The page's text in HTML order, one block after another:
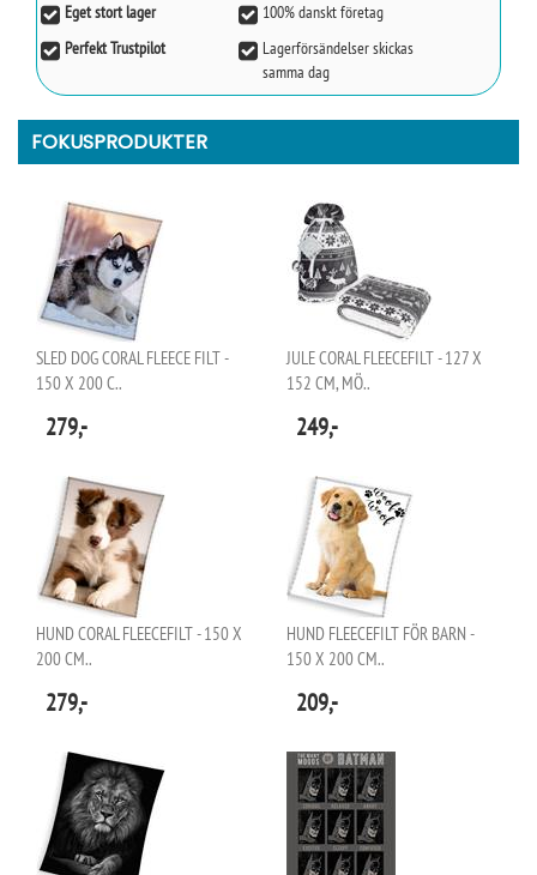
Eget stort lager
100% danskt företag
Perfekt Trustpilot
Lagerförsändelser skickas
samma dag
FOKUSPRODUKTER
SLED DOG CORAL FLEECE FILT -
150 X 200 C..
279,-
JULE CORAL FLEECEFILT - 127 X
152 CM, MÖ..
249,-
HUND CORAL FLEECEFILT - 150 X
200 CM..
279,-
HUND FLEECEFILT FÖR BARN -
150 X 200 CM..
209,-